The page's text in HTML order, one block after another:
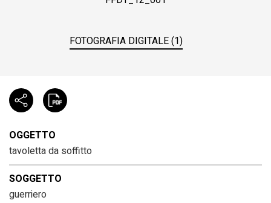
FOTOGRAFIA DIGITALE (1)
OGGETTO
tavoletta da soffitto
SOGGETTO
guerriero